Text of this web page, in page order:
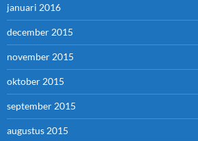
januari 2016
december 2015
november 2015
oktober 2015
september 2015
augustus 2015